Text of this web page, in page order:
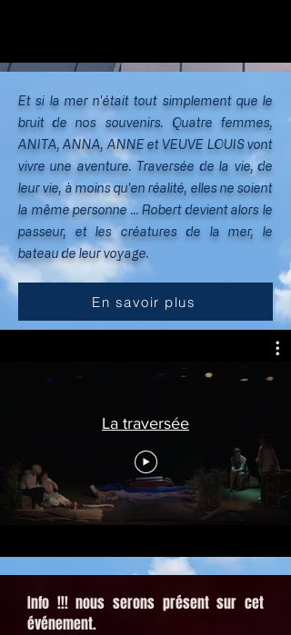
Et si la mer n'était tout simplement que le
bruit de nos souvenirs. Quatre femmes,
ANITA, ANNA, ANNE et VEUVE LOUIS vont
vivre une aventure. Traversée de la vie, de
leur vie, à moins qu'en réalité, elles ne soient
la même personne ... Robert devient alors le
passeur, et les créatures de la mer, le
bateau de leur voyage.
En savoir plus
La traversée
Info !!! nous serons présent sur cet
événement.